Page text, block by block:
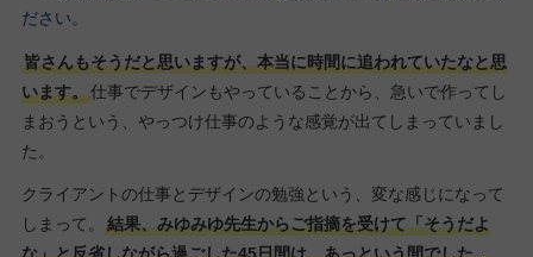
ださい。
皆さんもそうだと思いますが、本当に時間に追われていたなと思
います。仕事でデザインもやっていることから、急いで作ってし
まおうという、やっつけ仕事のような感覚が出てしまっていまし
た。
クライアントの仕事とデザインの勉強という、変な感じになって
しまって。
結果、みゆみゆ先生からご指摘を受けて「そうだよ